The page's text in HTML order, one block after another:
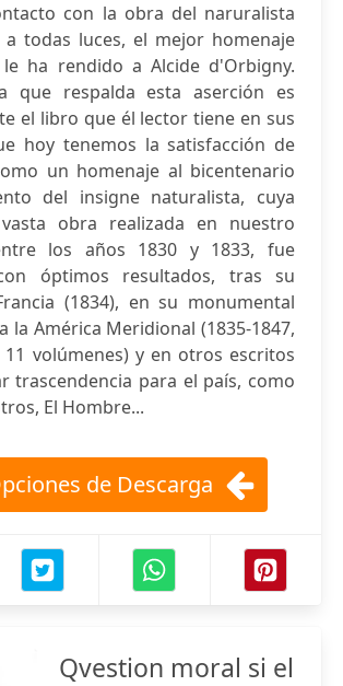
con la obra del naruralista
a todas luces, el mejor homenaje
ha rendido a Alcide d'Orbigny.
que respalda esta aserción es
el libro que él lector tiene en sus
hoy tenemos la satisfacción de
un homenaje al bicentenario
del insigne naturalista, cuya
obra realizada en nuestro
los años 1830 y 1833, fue
óptimos resultados, tras su
(1834), en su monumental
la América Meridional (1835-1847,
volúmenes) y en otros escritos
trascendencia para el país, como
El Hombre...
de Descarga
Qvestion moral si el